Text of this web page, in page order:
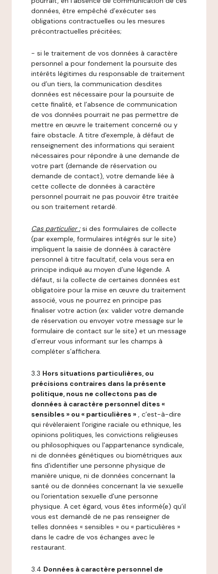
données, être empêché d’exécuter ses
obligations contractuelles ou les mesures
précontractuelles précitées;
- si le traitement de vos données à caractère
personnel a pour fondement la poursuite des
intérêts légitimes du responsable de traitement
ou d’un tiers, la communication desdites
données est nécessaire pour la poursuite de
cette finalité, et l’absence de communication
de vos données pourrait ne pas permettre de
mettre en œuvre le traitement concerné ou y
faire obstacle. A titre d'exemple, à défaut de
renseignement des informations qui seraient
nécessaires pour répondre à une demande de
votre part (demande de réservation ou
demande de contact), votre demande liée à
cette collecte de données à caractère
personnel pourrait ne pas pouvoir être traitée
ou son traitement retardé.
Cas particulier : si des formulaires de collecte
(par exemple, formulaires intégrés sur le site)
impliquent la saisie de données à caractère
personnel à titre facultatif, cela vous sera en
principe indiqué au moyen d’une légende. A
défaut, si la collecte de certaines données est
obligatoire pour la mise en œuvre du traitement
associé, vous ne pourrez en principe pas
finaliser votre action (ex: valider votre demande
de réservation ou envoyer votre message sur le
formulaire de contact sur le site) et un message
d’erreur vous informant sur les champs à
compléter s’affichera.
3.3 Hors situations particulières, ou
précisions contraires dans la présente
politique, nous ne collectons pas de
données à caractère personnel dites «
sensibles » ou « particulières » , c’est-à-dire
qui révèleraient l'origine raciale ou ethnique, les
opinions politiques, les convictions religieuses
ou philosophiques ou l'appartenance syndicale,
ni de données génétiques ou biométriques aux
fins d'identifier une personne physique de
manière unique, ni de données concernant la
santé ou de données concernant la vie sexuelle
ou l'orientation sexuelle d'une personne
physique. A cet égard, vous êtes informé(e) qu’il
vous est demandé de ne pas renseigner de
telles données « sensibles » ou « particulières »
dans le cadre de vos échanges avec le
restaurant.
3.4 Données à caractère personnel de